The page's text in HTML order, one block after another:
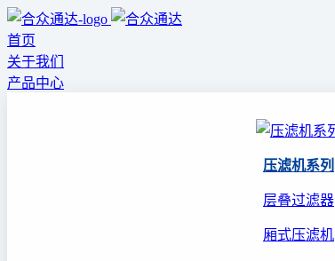
首页
关于我们
产品中心
压滤机系列
层叠过滤器
厢式压滤机